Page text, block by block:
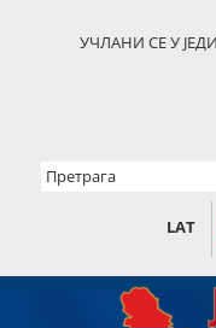
УЧЛАНИ СЕ У
LAT